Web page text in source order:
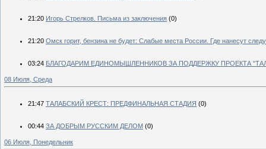
21:20 Игорь Стрелков. Письма из заключения (0)
21:20 Омск горит, бензина не будет: Слабые места России. Где нанесут
03:24 БЛАГОДАРИМ ЕДИНОМЫШЛЕННИКОВ ЗА ПОДДЕРЖКУ ПРОЕКТА
08 Июля, Среда
21:47 ТАЛАБСКИЙ КРЕСТ: ПРЕДФИНАЛЬНАЯ СТАДИЯ (0)
00:44 ЗА ДОБРЫМ РУССКИМ ДЕЛОМ (0)
06 Июля, Понедельник